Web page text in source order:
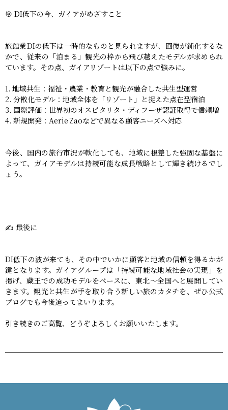
🎯 DI低下の今、ガイアがめざすこと
旅館業DIの低下は一時的なものと見られますが、回復が鈍化するな
かで、従来の「泊まる」観光の枠から飛び越えたモデルが求められ
ています。その点、ガイアリゾートは以下の点で強みに。
地域共生：福祉・農業・教育と観光が融合した共生型運営
分散化モデル：地域全体を「リゾート」と捉えた点在型宿泊
国際評価：世界初のオスピタリタ・ディフーザ認証取得で信頼増
新規開発：Aerie Zaoなどで異なる顧客ニーズへ対応
今後、国内の旅行市況が軟化しても、地域に根差した強固な基盤に
よって、ガイアモデルは持続可能な成長戦略として輝き続けるでし
ょう。
✍️ 最後に
DI低下の波が来ても、その中でいかに顧客と地域の信頼を得るかが
鍵となります。ガイアグループは「持続可能な地域社会の実現」を
掲げ、蔵王での成功モデルをベースに、東北〜全国へと展開してい
きます。観光と共生が手を取り合う新しい旅のカタチを、ぜひ公式
ブログでも今後追ってまいります。
引き続きのご高覧、どうぞよろしくお願いいたします。